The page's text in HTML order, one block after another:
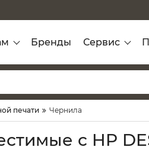
Бренды Сервис
печати Чернила
с HP